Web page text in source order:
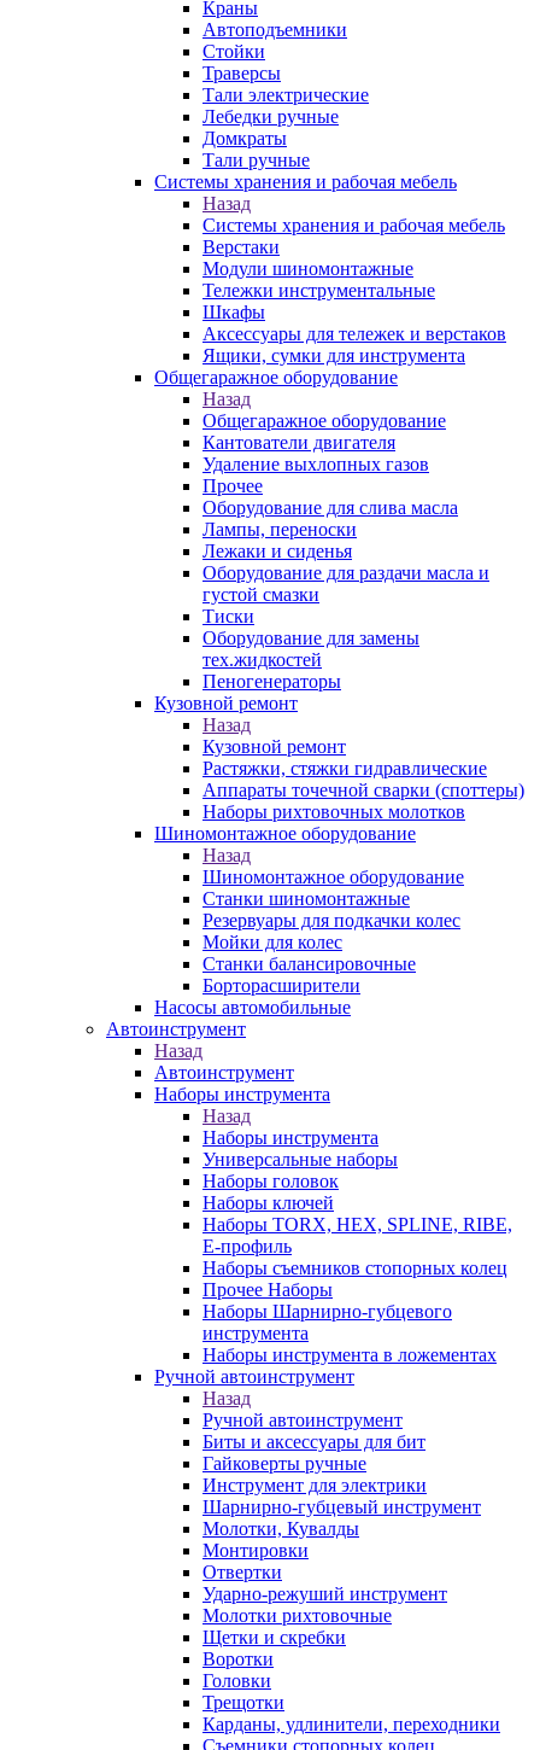
Краны
Автоподъемники
Стойки
Траверсы
Тали электрические
Лебедки ручные
Домкраты
Тали ручные
Системы хранения и рабочая мебель
Назад
Системы хранения и рабочая мебель
Верстаки
Модули шиномонтажные
Тележки инструментальные
Шкафы
Аксессуары для тележек и верстаков
Ящики, сумки для инструмента
Общегаражное оборудование
Назад
Общегаражное оборудование
Кантователи двигателя
Удаление выхлопных газов
Прочее
Оборудование для слива масла
Лампы, переноски
Лежаки и сиденья
Оборудование для раздачи масла и
густой смазки
Тиски
Оборудование для замены
тех.жидкостей
Пеногенераторы
Кузовной ремонт
Назад
Кузовной ремонт
Растяжки, стяжки гидравлические
Аппараты точечной сварки (споттеры)
Наборы рихтовочных молотков
Шиномонтажное оборудование
Назад
Шиномонтажное оборудование
Станки шиномонтажные
Резервуары для подкачки колес
Мойки для колес
Станки балансировочные
Борторасширители
Насосы автомобильные
Автоинструмент
Назад
Автоинструмент
Наборы инструмента
Назад
Наборы инструмента
Универсальные наборы
Наборы головок
Наборы ключей
Наборы TORX, HEX, SPLINE, RIBE,
E-профиль
Наборы съемников стопорных колец
Прочее Наборы
Наборы Шарнирно-губцевого
инструмента
Наборы инструмента в ложементах
Ручной автоинструмент
Назад
Ручной автоинструмент
Биты и аксессуары для бит
Гайковерты ручные
Инструмент для электрики
Шарнирно-губцевый инструмент
Молотки, Кувалды
Монтировки
Отвертки
Ударно-режуший инструмент
Молотки рихтовочные
Щетки и скребки
Воротки
Головки
Трещотки
Карданы, удлинители, переходники
Съемники стопорных колец